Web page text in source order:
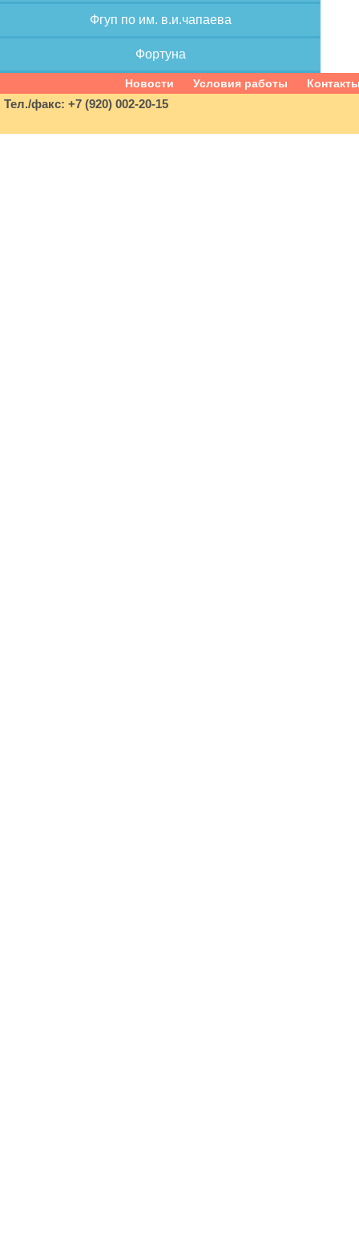
Фгуп по им. в.и.чапаева
Фортуна
Новости Условия работы
Тел./факс: +7 (920) 002-20-15